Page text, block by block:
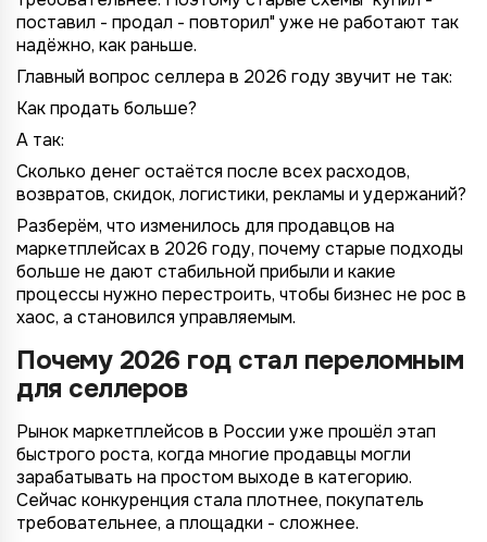
поставил - продал - повторил" уже не работают так
надёжно, как раньше.
Главный вопрос селлера в 2026 году звучит не так:
Как продать больше?
А так:
Сколько денег остаётся после всех расходов,
возвратов, скидок, логистики, рекламы и удержаний?
Разберём, что изменилось для продавцов на
маркетплейсах в 2026 году, почему старые подходы
больше не дают стабильной прибыли и какие
процессы нужно перестроить, чтобы бизнес не рос в
хаос, а становился управляемым.
Почему 2026 год стал переломным
для селлеров
Рынок маркетплейсов в России уже прошёл этап
быстрого роста, когда многие продавцы могли
зарабатывать на простом выходе в категорию.
Сейчас конкуренция стала плотнее, покупатель
требовательнее, а площадки - сложнее.